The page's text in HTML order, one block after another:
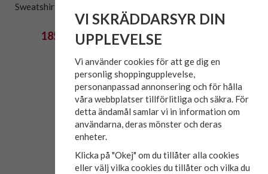
Sweatshirt SOHO Celestial
Blue
185 kr 549 kr
VI SKRÄDDARSYR DIN
UPPLEVELSE
Vi använder cookies för att ge dig en
personlig shoppingupplevelse,
personanpassad annonsering och för hålla
våra webbplatser tillförlitliga och säkra. För
detta ändamål samlar vi in information om
användarna, deras mönster och deras
enheter.
Klicka på "Okej" om du tillåter alla cookies
eller välj vilka cookies du tillåter och vilka du